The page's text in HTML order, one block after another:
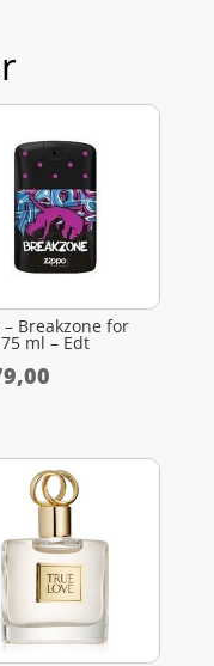
Breakzone for
ml – Edt